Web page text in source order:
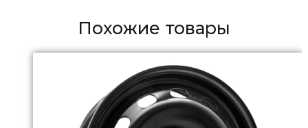
Похожие товары